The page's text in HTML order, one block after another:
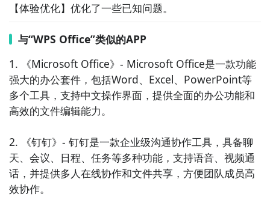
【体验优化】优化了一些已知问题。
与“WPS Office”类似的APP
1. 《Microsoft Office》- Microsoft Office是一款功能
强大的办公套件，包括Word、Excel、PowerPoint等
多个工具，支持中文操作界面，提供全面的办公功能和
高效的文件编辑能力。
2. 《钉钉》- 钉钉是一款企业级沟通协作工具，具备聊
天、会议、日程、任务等多种功能，支持语音、视频通
话，并提供多人在线协作和文件共享，方便团队成员高
效协作。